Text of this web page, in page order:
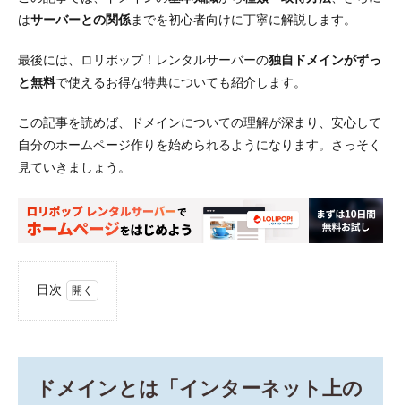
はサーバーとの関係 までを初心者向けに丁寧に解説します。
最後には、ロリポップ！レンタルサーバーの独自ドメインがずっ
と無料で使えるお得な特典についても紹介します。
この記事を読めば、ドメインについての理解が深まり、安心して
自分のホームページ作りを始められるようになります。さっそく
見ていきましょう。
目次
「イ
ンタドメインとは「インターネット上の